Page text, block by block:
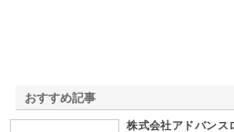
おすすめ記事
株式会社アドバンス